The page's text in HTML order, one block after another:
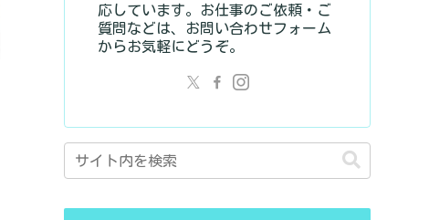
応しています。お仕事のご依頼・ご
質問などは、お問い合わせフォーム
からお気軽にどうぞ。